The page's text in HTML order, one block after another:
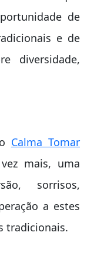
de
e de
diversidade,
Calma Tomar
mais, uma
sorrisos,
a estes
tradicionais.